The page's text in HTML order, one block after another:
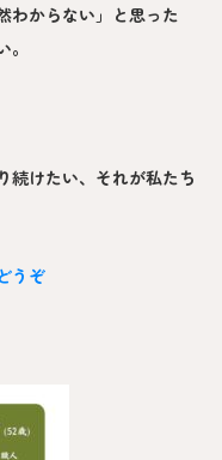
わからない」と思った
続けたい、それが私たち
うぞ